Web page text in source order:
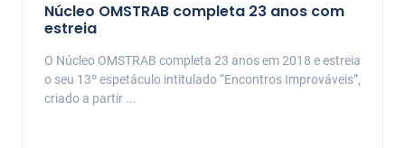
Núcleo OMSTRAB completa 23 anos com
estreia
O Núcleo OMSTRAB completa 23 anos em 2018 e estreia
o seu 13º espetáculo intitulado “Encontros Improváveis”,
criado a partir ...